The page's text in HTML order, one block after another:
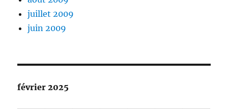
juillet 2009
juin 2009
février 2025